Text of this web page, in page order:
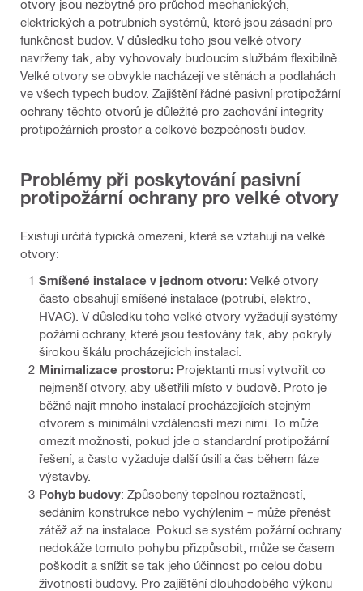
otvory jsou nezbytné pro průchod mechanických,
elektrických a potrubních systémů, které jsou zásadní pro
funkčnost budov. V důsledku toho jsou velké otvory
navrženy tak, aby vyhovovaly budoucím službám flexibilně.
Velké otvory se obvykle nacházejí ve stěnách a podlahách
ve všech typech budov. Zajištění řádné pasivní protipožární
ochrany těchto otvorů je důležité pro zachování integrity
protipožárních prostor a celkové bezpečnosti budov.
Problémy při poskytování pasivní
protipožární ochrany pro velké otvory
Existují určitá typická omezení, která se vztahují na velké
otvory:
Smíšené instalace v jednom otvoru: Velké otvory
často obsahují smíšené instalace (potrubí, elektro,
HVAC). V důsledku toho velké otvory vyžadují systémy
požární ochrany, které jsou testovány tak, aby pokryly
širokou škálu procházejících instalací.
Minimalizace prostoru: Projektanti musí vytvořit co
nejmenší otvory, aby ušetřili místo v budově. Proto je
běžné najít mnoho instalací procházejících stejným
otvorem s minimální vzdáleností mezi nimi. To může
omezit možnosti, pokud jde o standardní protipožární
řešení, a často vyžaduje další úsilí a čas během fáze
výstavby.
Pohyb budovy: Způsobený tepelnou roztažností,
sedáním konstrukce nebo vychýlením – může přenést
zátěž až na instalace. Pokud se systém požární ochrany
nedokáže tomuto pohybu přizpůsobit, může se časem
poškodit a snížit se tak jeho účinnost po celou dobu
životnosti budovy. Pro zajištění dlouhodobého výkonu